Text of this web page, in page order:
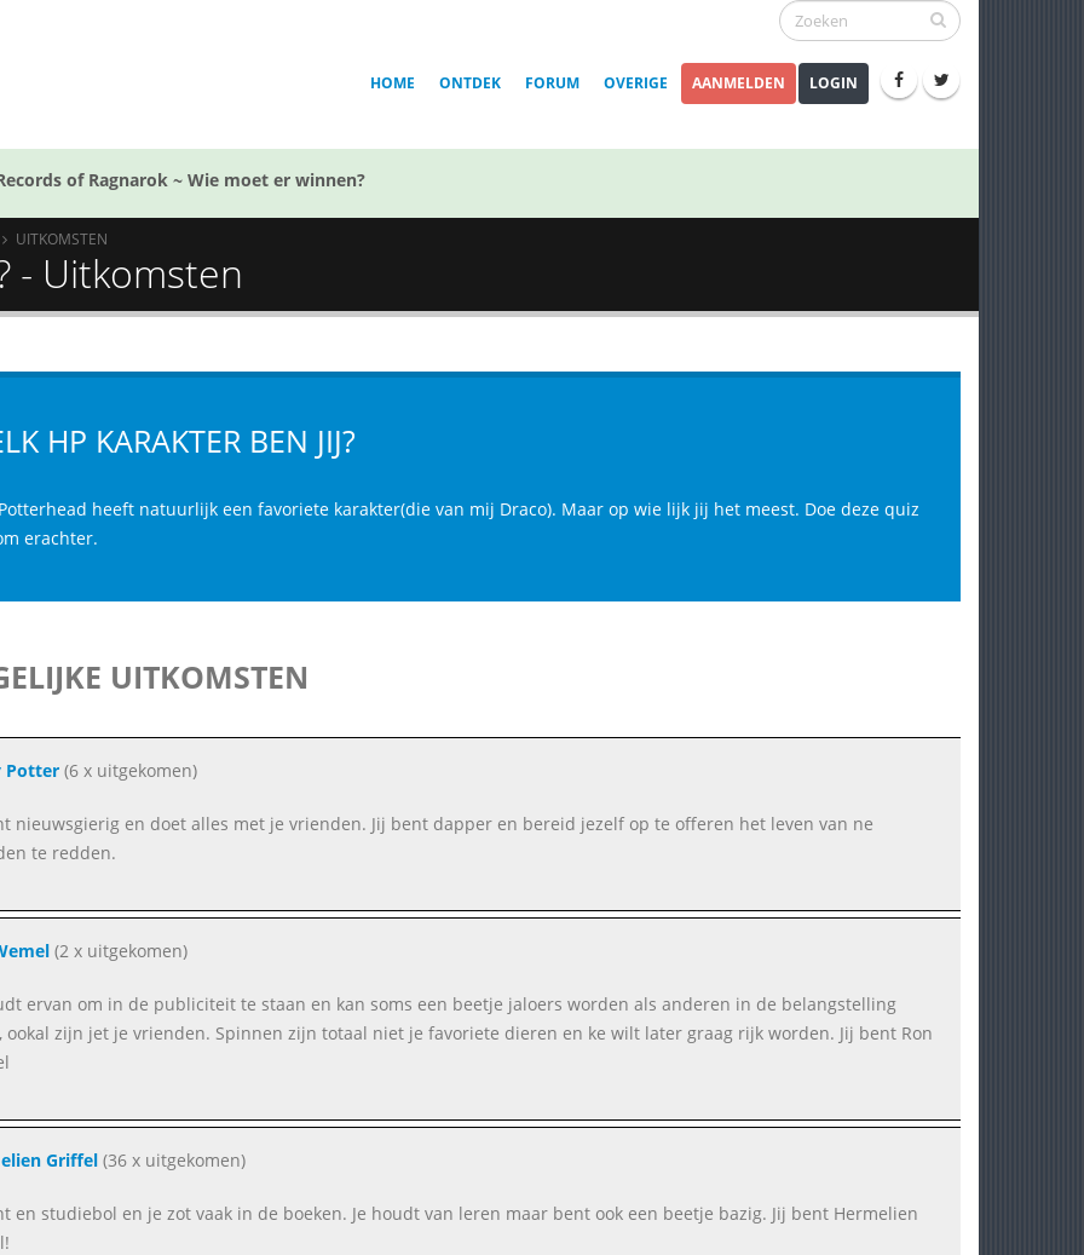
HOME ONTDEK FORUM OVERIGE AANMELDEN LOGIN
of Ragnarok ~ Wie moet er winnen?
UITKOMSTEN
- Uitkomsten
HP KARAKTER BEN JIJ?
heeft natuurlijk een favoriete karakter(die van mij Draco). Maar op wie lijk jij het meest. Doe deze quiz
erachter.
UITKOMSTEN
Potter(6 x uitgekomen)
nieuwsgierig en doet alles met je vrienden. Jij bent dapper en bereid jezelf op te offeren het leven van ne
te redden.
(2 x uitgekomen)
ervan om in de publiciteit te staan en kan soms een beetje jaloers worden als anderen in de belangstelling
ookal zijn jet je vrienden. Spinnen zijn totaal niet je favoriete dieren en ke wilt later graag rijk worden. Jij bent Ron
Griffel(36 x uitgekomen)
en studiebol en je zot vaak in de boeken. Je houdt van leren maar bent ook een beetje bazig. Jij bent Hermelien